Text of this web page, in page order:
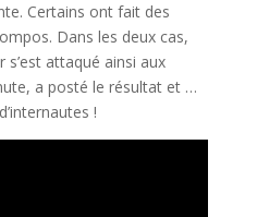
Certains ont fait des
Dans les deux cas,
attaqué ainsi aux
a posté le résultat et …
!